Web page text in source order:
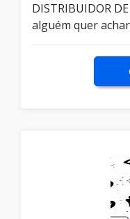
DISTRIBUIDOR
alguém quer